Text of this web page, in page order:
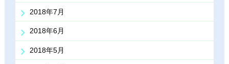
2018年7月
2018年6月
2018年5月